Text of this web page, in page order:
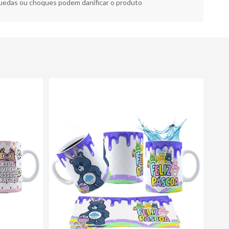
ou choques podem danificar o produto